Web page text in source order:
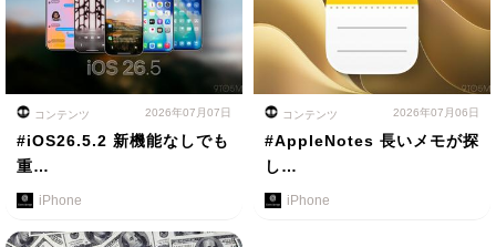
コンテンツ 2026年07月07日
#iOS26.5.2 新機能なしでも
重…
iPhone
コンテンツ 2026年07月06日
#AppleNotes 長いメモが探
し…
iPhone